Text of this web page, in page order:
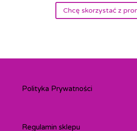
Chcę skorzystać z
Polityka Prywatności
Regulamin sklepu